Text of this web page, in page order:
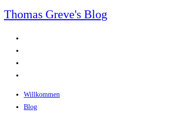
Zum
Inhalt
Thomas Greve's Blog
Willkommen
Blog